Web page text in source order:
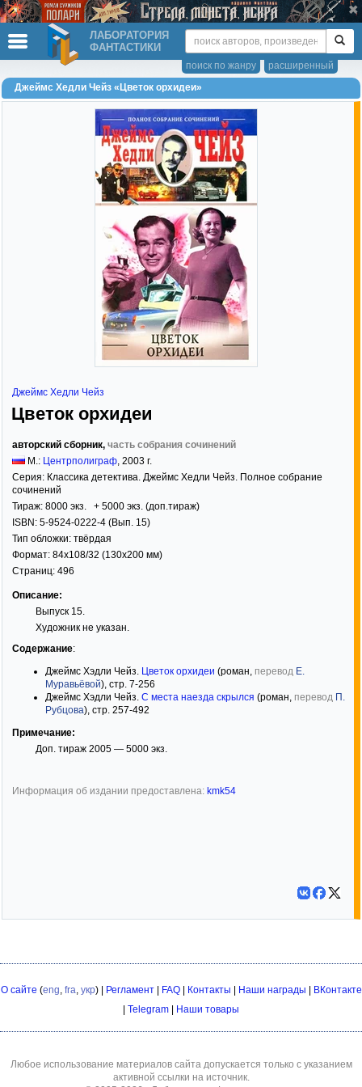
ЛАБОРАТОРИЯ
ФАНТАСТИКИ
расширенный
поиск по жанру
Джеймс Хедли Чейз «Цветок орхидеи»
Джеймс Хедли Чейз
Цветок орхидеи
авторский сборник, часть собрания сочинений
М.: Центрполиграф, 2003 г.
Серия: Классика детектива. Джеймс Хедли Чейз. Полное собрание
сочинений
Тираж: 8000 экз. + 5000 экз. (доп.тираж)
ISBN: 5-9524-0222-4 (Вып. 15)
Тип обложки: твёрдая
Формат: 84x108/32 (130x200 мм)
Страниц: 496
Описание:
Выпуск 15.
Художник не указан.
Содержание:
Джеймс Хэдли Чейз. Цветок орхидеи (роман, перевод Е.
Муравьёвой), стр. 7-256
Джеймс Хэдли Чейз. С места наезда скрылся (роман, перевод П.
Рубцова), стр. 257-492
Примечание:
Доп. тираж 2005 — 5000 экз.
Информация об издании предоставлена: kmk54
О сайте (eng, fra, укр) | Регламент| FAQ| Контакты Наши награды
ВКонтакте
Telegram Наши товары
Любое использование материалов сайта допускается только с указанием
активной ссылки на источник.